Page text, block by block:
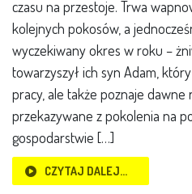
czasu na przestoje. Trwa
kolejnych pokosów, a
wyczekiwany okres w roku –
towarzyszył ich syn Adam,
pracy, ale także poznaje dawne
przekazywane z pokolenia na
gospodarstwie […]
CZYTAJ DALEJ…